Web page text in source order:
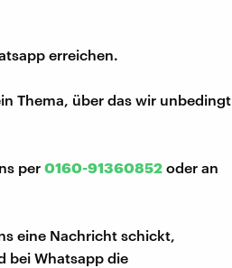
erreichen.
Thema, über das wir unbedingt
per 0160-91360852 oder an
eine Nachricht schickt,
bei Whatsapp die